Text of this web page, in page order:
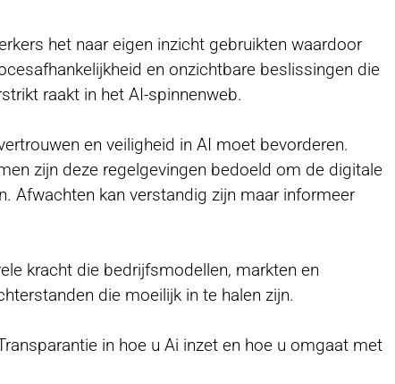
het naar eigen inzicht gebruikten waardoor
en onzichtbare beslissingen die
raakt in het AI-spinnenweb.
en veiligheid in AI moet bevorderen.
zijn deze regelgevingen bedoeld om de digitale
Afwachten kan verstandig zijn maar informeer
kracht die bedrijfsmodellen, markten en
die moeilijk in te halen zijn.
in hoe u Ai inzet en hoe u omgaat met